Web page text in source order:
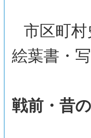
市区町
絵葉書・
戦前・昔